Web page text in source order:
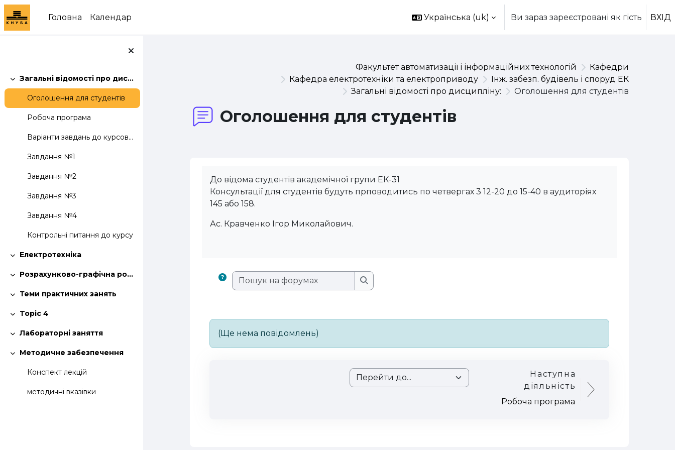
Перейти до головного вмісту
Головна
Календар Українська ‎(uk)‎ Ви зараз зареєстровані як гість ВХІД
Згорнути
Загальні відомості про дисципліну:
Оголошення для студентів
Робоча програма
Варіанти завдань до курсової роботи
Завдання №1
Завдання №2
Завдання №3
Завдання №4
Контрольні питання до курсу
Згорнути
Електротехніка
Згорнути
Розрахунково-графічна робота
Згорнути
Теми практичних занять
Згорнути
Topic 4
Згорнути
Лабораторні заняття
Згорнути
Методичне забезпечення
Конспект лекцій
методичні вказівки
Факультет автоматизації і інформаційних технологій
Кафедри
Кафедра електротехніки та електроприводу
Інж. забезп. будівель і споруд ЕК
Загальні відомості про дисципліну:
Оголошення для студентів
Оголошення для студентів
До відома студентів академічної групи ЕК-31
Консультації для студентів будуть прповодитись по четвергах 3 12-20 до 15-40 в аудиторіях
145 або 158.
Ас. Кравченко Ігор Миколайович.
Пошук на форумах
Пошук на форумах
(Ще нема повідомлень)
Перейти до...
Наступна
діяльність
Робоча програма